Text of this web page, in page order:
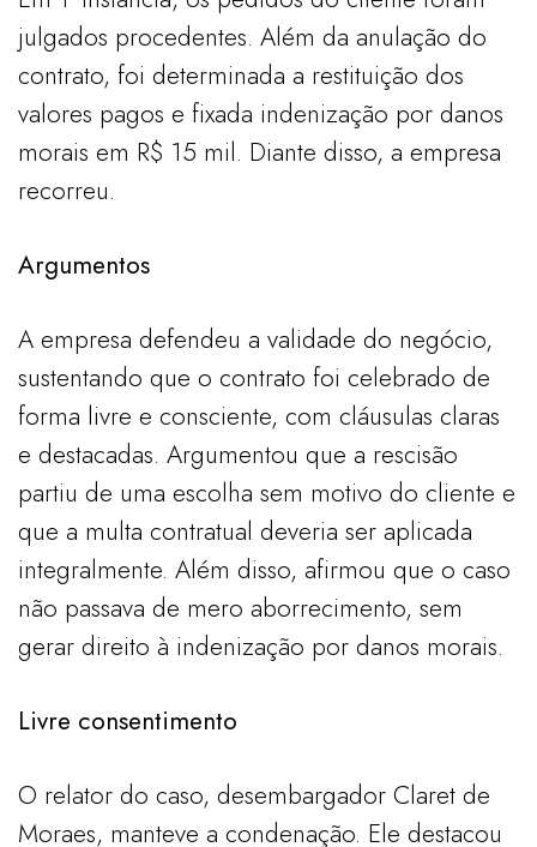
julgados procedentes. Além da anulação do
contrato, foi determinada a restituição dos
valores pagos e fixada indenização por danos
morais em R$ 15 mil. Diante disso, a empresa
recorreu.
Argumentos
A empresa defendeu a validade do negócio,
sustentando que o contrato foi celebrado de
forma livre e consciente, com cláusulas claras
e destacadas. Argumentou que a rescisão
partiu de uma escolha sem motivo do cliente e
que a multa contratual deveria ser aplicada
integralmente. Além disso, afirmou que o caso
não passava de mero aborrecimento, sem
gerar direito à indenização por danos morais.
Livre consentimento
O relator do caso, desembargador Claret de
Moraes, manteve a condenação. Ele destacou